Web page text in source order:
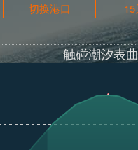
切换港口
触碰潮汐表